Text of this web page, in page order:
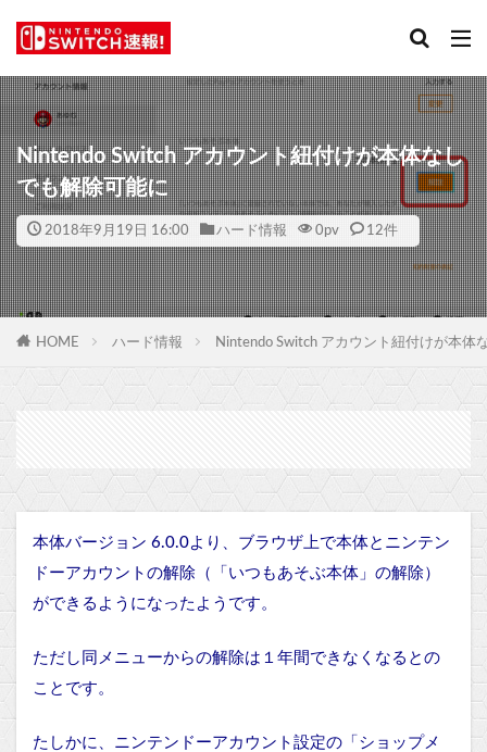
Nintendo Switch アカウント紐付けが本体なし
でも解除可能に
2018年9月19日 16:00 ハード情報 0pv 12件
HOME ハード情報 Nintendo Switch アカウント紐付けが本体
本体バージョン 6.0.0より、ブラウザ上で本体とニンテン
ドーアカウントの解除（
「いつもあそぶ本体」の解除）
ができるようになったようです。
ただし同メニューからの解除は１年間できなくなるとの
ことです。
たしかに、 ニンテンドーアカウント設定の「 ショップメ